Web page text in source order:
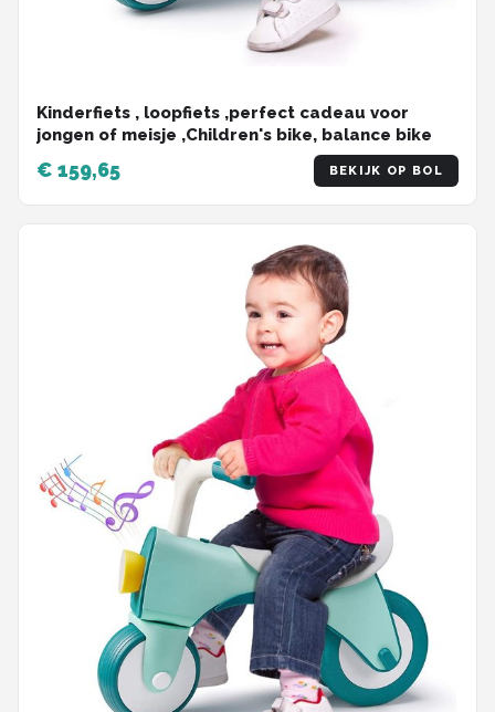
Kinderfiets , loopfiets ,perfect cadeau voor
jongen of meisje ,Children's bike, balance bike
€ 159,65 BEKIJK OP BOL